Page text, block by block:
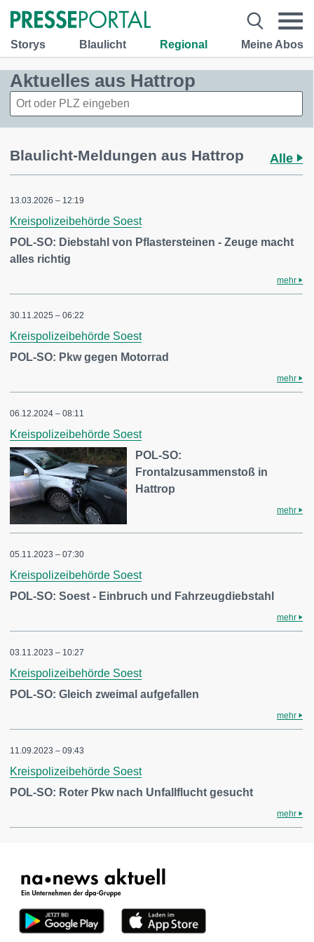
Storys Blaulicht Regional Meine Abos
Aktuelles aus Hattrop
Blaulicht-Meldungen aus Hattrop Alle
13.03.2026 – 12:19
Kreispolizeibehörde Soest
POL-SO: Diebstahl von Pflastersteinen - Zeuge macht
alles richtig
mehr
30.11.2025 – 06:22
Kreispolizeibehörde Soest
POL-SO: Pkw gegen Motorrad
mehr
06.12.2024 – 08:11
Kreispolizeibehörde Soest
POL-SO:
Frontalzusammenstoß in
Hattrop
mehr
05.11.2023 – 07:30
Kreispolizeibehörde Soest
POL-SO: Soest - Einbruch und Fahrzeugdiebstahl
mehr
03.11.2023 – 10:27
Kreispolizeibehörde Soest
POL-SO: Gleich zweimal aufgefallen
mehr
11.09.2023 – 09:43
Kreispolizeibehörde Soest
POL-SO: Roter Pkw nach Unfallflucht gesucht
mehr